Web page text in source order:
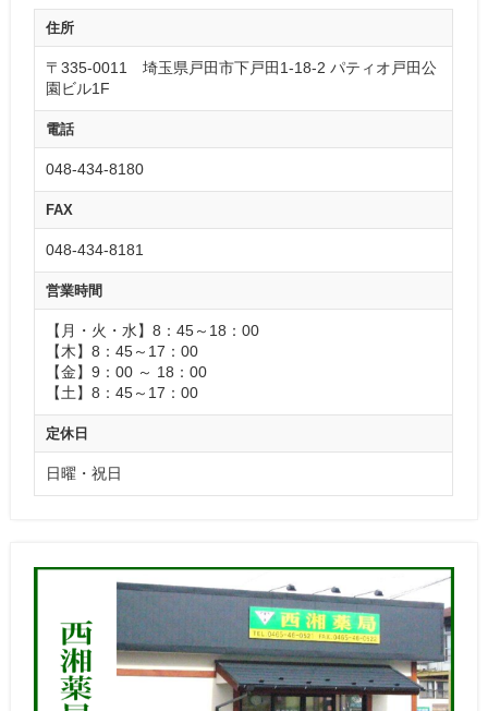
住所
〒335-0011 埼玉県戸田市下戸田1-18-2 パティオ戸田公
園ビル1F
電話
048-434-8180
FAX
048-434-8181
営業時間
【月・火・水】8：45～18：00
【木】8：45～17：00
【金】9：00 ～ 18：00
【土】8：45～17：00
定休日
日曜・祝日